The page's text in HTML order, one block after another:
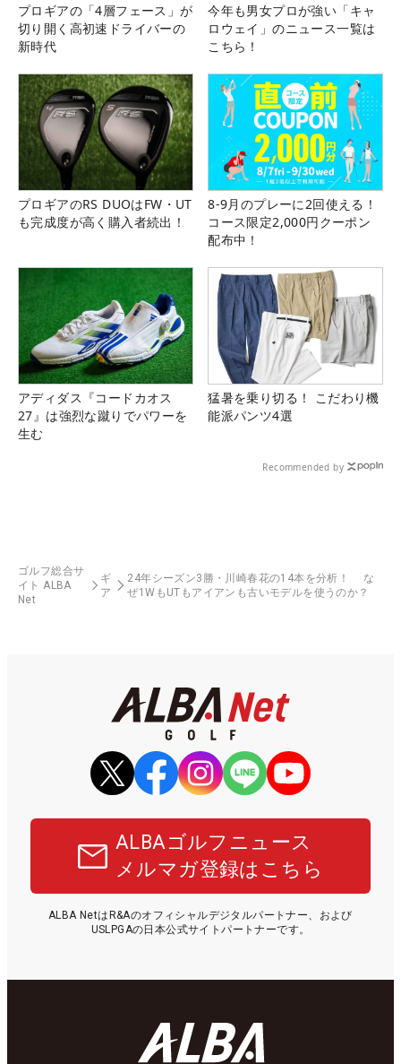
プロギアの「4層フェース」が
切り開く高初速ドライバーの
新時代
今年も男女プロが強い「キャ
ロウェイ」のニュース一覧は
こちら！
プロギアのRS DUOはFW・UT
も完成度が高く購入者続出！
8-9月のプレーに2回使える！
コース限定2,000円クーポン
配布中！
アディダス『コードカオス
27』は強烈な蹴りでパワーを
生む
猛暑を乗り切る！ こだわり機
能派パンツ4選
Recommended by
ゴルフ総合サ
イト ALBA
Net
ギ
ア
24年シーズン3勝・川崎春花の14本を分析！ な
ぜ1WもUTもアイアンも古いモデルを使うのか？
ALBAゴルフニュース
メルマガ登録はこちら
ALBA NetはR&Aのオフィシャルデジタルパートナー、および
USLPGAの日本公式サイトパートナーです。